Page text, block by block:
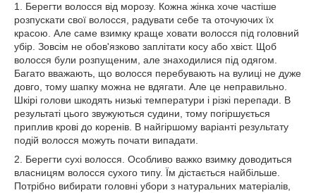
1. Берегти волосся від морозу. Кожна жінка хоче частіше
розпускати свої волосся, радувати себе та оточуючих їх
красою. Але саме взимку краще ховати волосся під головний
убір. Зовсім не обов'язково заплітати косу або хвіст. Щоб
волосся були розпущеним, але знаходилися під одягом.
Багато вважають, що волосся перебувають на вулиці не дуже
довго, тому шапку можна не вдягати. Але це неправильно.
Шкірі голови шкодять низькі температури і різкі перепади. В
результаті цього звужуються судини, тому погіршується
приплив крові до коренів. В найгіршому варіанті результату
подій волосся можуть почати випадати.
2. Берегти сухі волосся. Особливо важко взимку доводиться
власницям волосся сухого типу. Їм дістається найбільше.
Потрібно вибирати головні убори з натуральних матеріалів,